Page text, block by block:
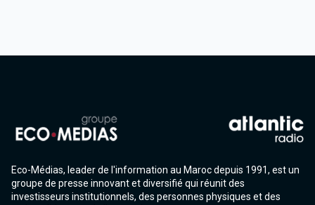
Eco-Médias, leader de l'information au Maroc depuis 1991, est un
groupe de presse innovant et diversifié qui réunit des
investisseurs institutionnels, des personnes physiques et des